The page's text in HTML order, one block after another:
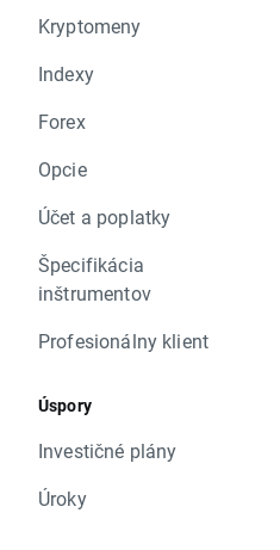
Kryptomeny
Indexy
Forex
Opcie
Účet a poplatky
Špecifikácia
inštrumentov
Profesionálny klient
Úspory
Investičné plány
Úroky